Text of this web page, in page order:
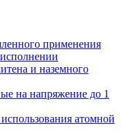
применения
и наземного
на напряжение до 1
атомной